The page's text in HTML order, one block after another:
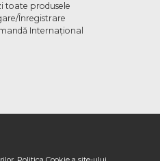
toate produsele
Înregistrare
Internațional